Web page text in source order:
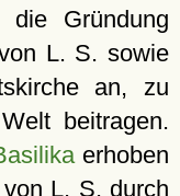
die Gründung
L. S. sowie
an, zu
beitragen.
erhoben
L. S. durch